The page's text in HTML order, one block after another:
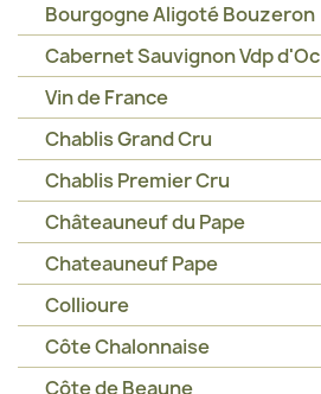
Bourgogne Aligoté Bouzeron
Cabernet Sauvignon Vdp d'Oc
Vin de France
Chablis Grand Cru
Chablis Premier Cru
Châteauneuf du Pape
Chateauneuf Pape
Collioure
Côte Chalonnaise
Côte de Beaune